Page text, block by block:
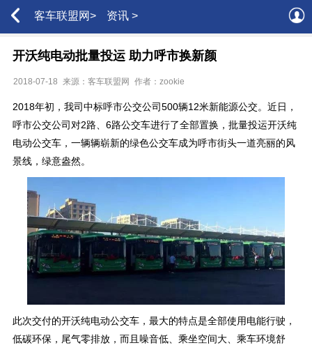
客车联盟网> 资讯 >
开沃纯电动批量投运 助力呼市换新颜
2018-07-18 来源：客车联盟网 作者：zookie
2018年初，我司中标呼市公交公司500辆12米新能源公交。近日，
呼市公交公司对2路、6路公交车进行了全部置换，批量投运开沃纯
电动公交车，一辆辆崭新的绿色公交车成为呼市街头一道亮丽的风
景线，绿意盎然。
此次交付的开沃纯电动公交车，最大的特点是全部使用电能行驶，
低碳环保，尾气零排放，而且噪音低、乘坐空间大、乘车环境舒